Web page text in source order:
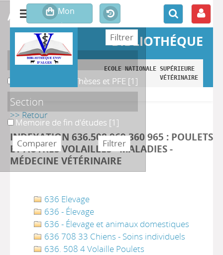
BIBLIOTHÉQUE
ECOLE NATIONALE SUPÉRIEURE
VÉTÉRINAIRE
>> Retour
INDEXATION 636.508 969 360 965 : POULETS
ET AUTRES VOLAILLES - MALADIES -
MÉDECINE VÉTÉRINAIRE
636 Elevage
636 - Élevage
636 - Élevage et animaux domestiques
636 708 33 Chiens - Soins individuels
636. 508 4 Volaille Poulets
affiner ou comparer
Localisation
B. Magasin des Thèses et PFE
B. Magasin des Thèses et PFE [1]
Section
Memoire de fin d'études
Memoire de fin d'études [1]